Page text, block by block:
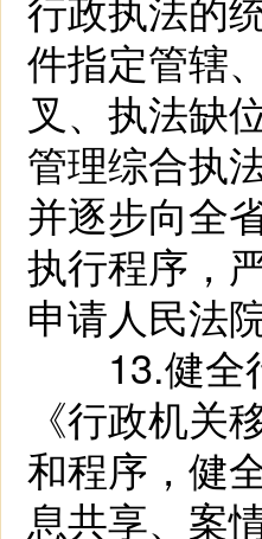
件指定管辖
叉、执法缺
管理综合执
并逐步向全
执行程序，
申请人民法
13.健全行
《行政机
和程序，健
息共享、案